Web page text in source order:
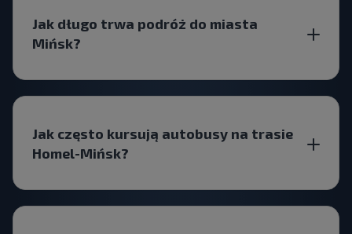
Jak długo trwa podróż do miasta
Mińsk?
Jak często kursują autobusy na trasie
Homel-Mińsk?